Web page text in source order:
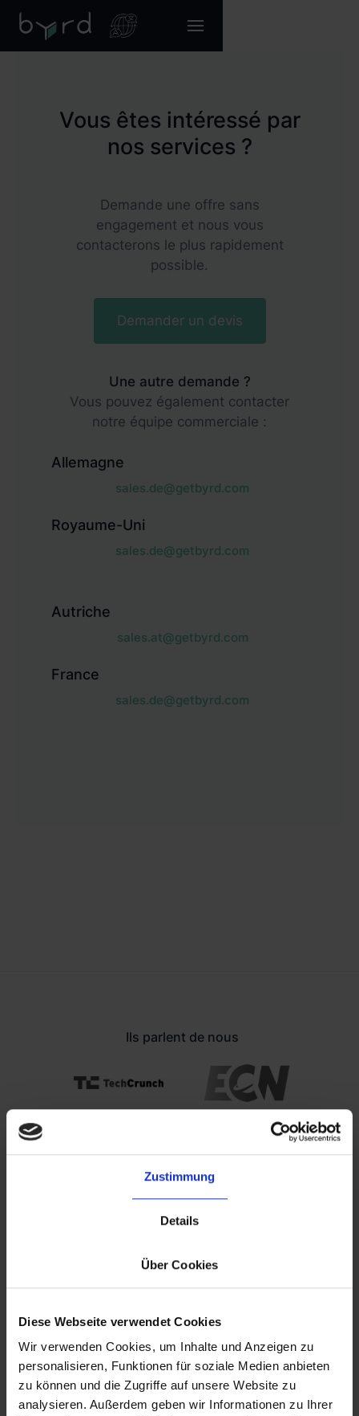
Zustimmung
Details
Über Cookies
Diese Webseite verwendet Cookies
Wir verwenden Cookies, um Inhalte und Anzeigen zu
personalisieren, Funktionen für soziale Medien anbieten
zu können und die Zugriffe auf unsere Website zu
analysieren. Außerdem geben wir Informationen zu Ihrer
Vous êtes intéressé par
nos services ?
Demande une offre sans
engagement et nous vous
contacterons le plus rapidement
possible.
Demander un devis
Une autre demande ?
Vous pouvez également contacter
notre équipe commerciale :
Allemagne
sales.de@getbyrd.com
Royaume-Uni
sales.de@getbyrd.com
Autriche
sales.at@getbyrd.com
France
sales.de@getbyrd.com
Ils parlent de nous